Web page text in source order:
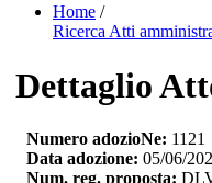
Home /
Ricerca Atti
Dettaglio
Numero adozioNe: 1121
Data adozione: 05/06/
Num. reg. proposta: